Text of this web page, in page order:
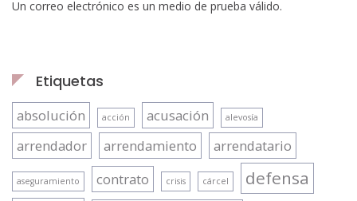
Un correo electrónico es un medio de prueba válido.
Etiquetas
absolución acción acusación alevosía
arrendador arrendamiento arrendatario
aseguramiento contrato crisis cárcel defensa